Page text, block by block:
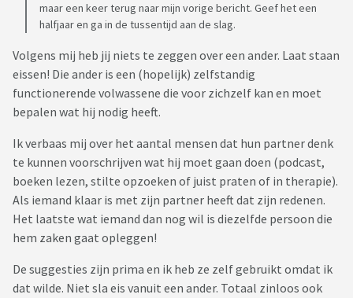
maar een keer terug naar mijn vorige bericht. Geef het een
halfjaar en ga in de tussentijd aan de slag.
Volgens mij heb jij niets te zeggen over een ander. Laat staan
eissen! Die ander is een (hopelijk) zelfstandig
functionerende volwassene die voor zichzelf kan en moet
bepalen wat hij nodig heeft.
Ik verbaas mij over het aantal mensen dat hun partner denk
te kunnen voorschrijven wat hij moet gaan doen (podcast,
boeken lezen, stilte opzoeken of juist praten of in therapie).
Als iemand klaar is met zijn partner heeft dat zijn redenen.
Het laatste wat iemand dan nog wil is diezelfde persoon die
hem zaken gaat opleggen!
De suggesties zijn prima en ik heb ze zelf gebruikt omdat ik
dat wilde. Niet sla eis vanuit een ander. Totaal zinloos ook